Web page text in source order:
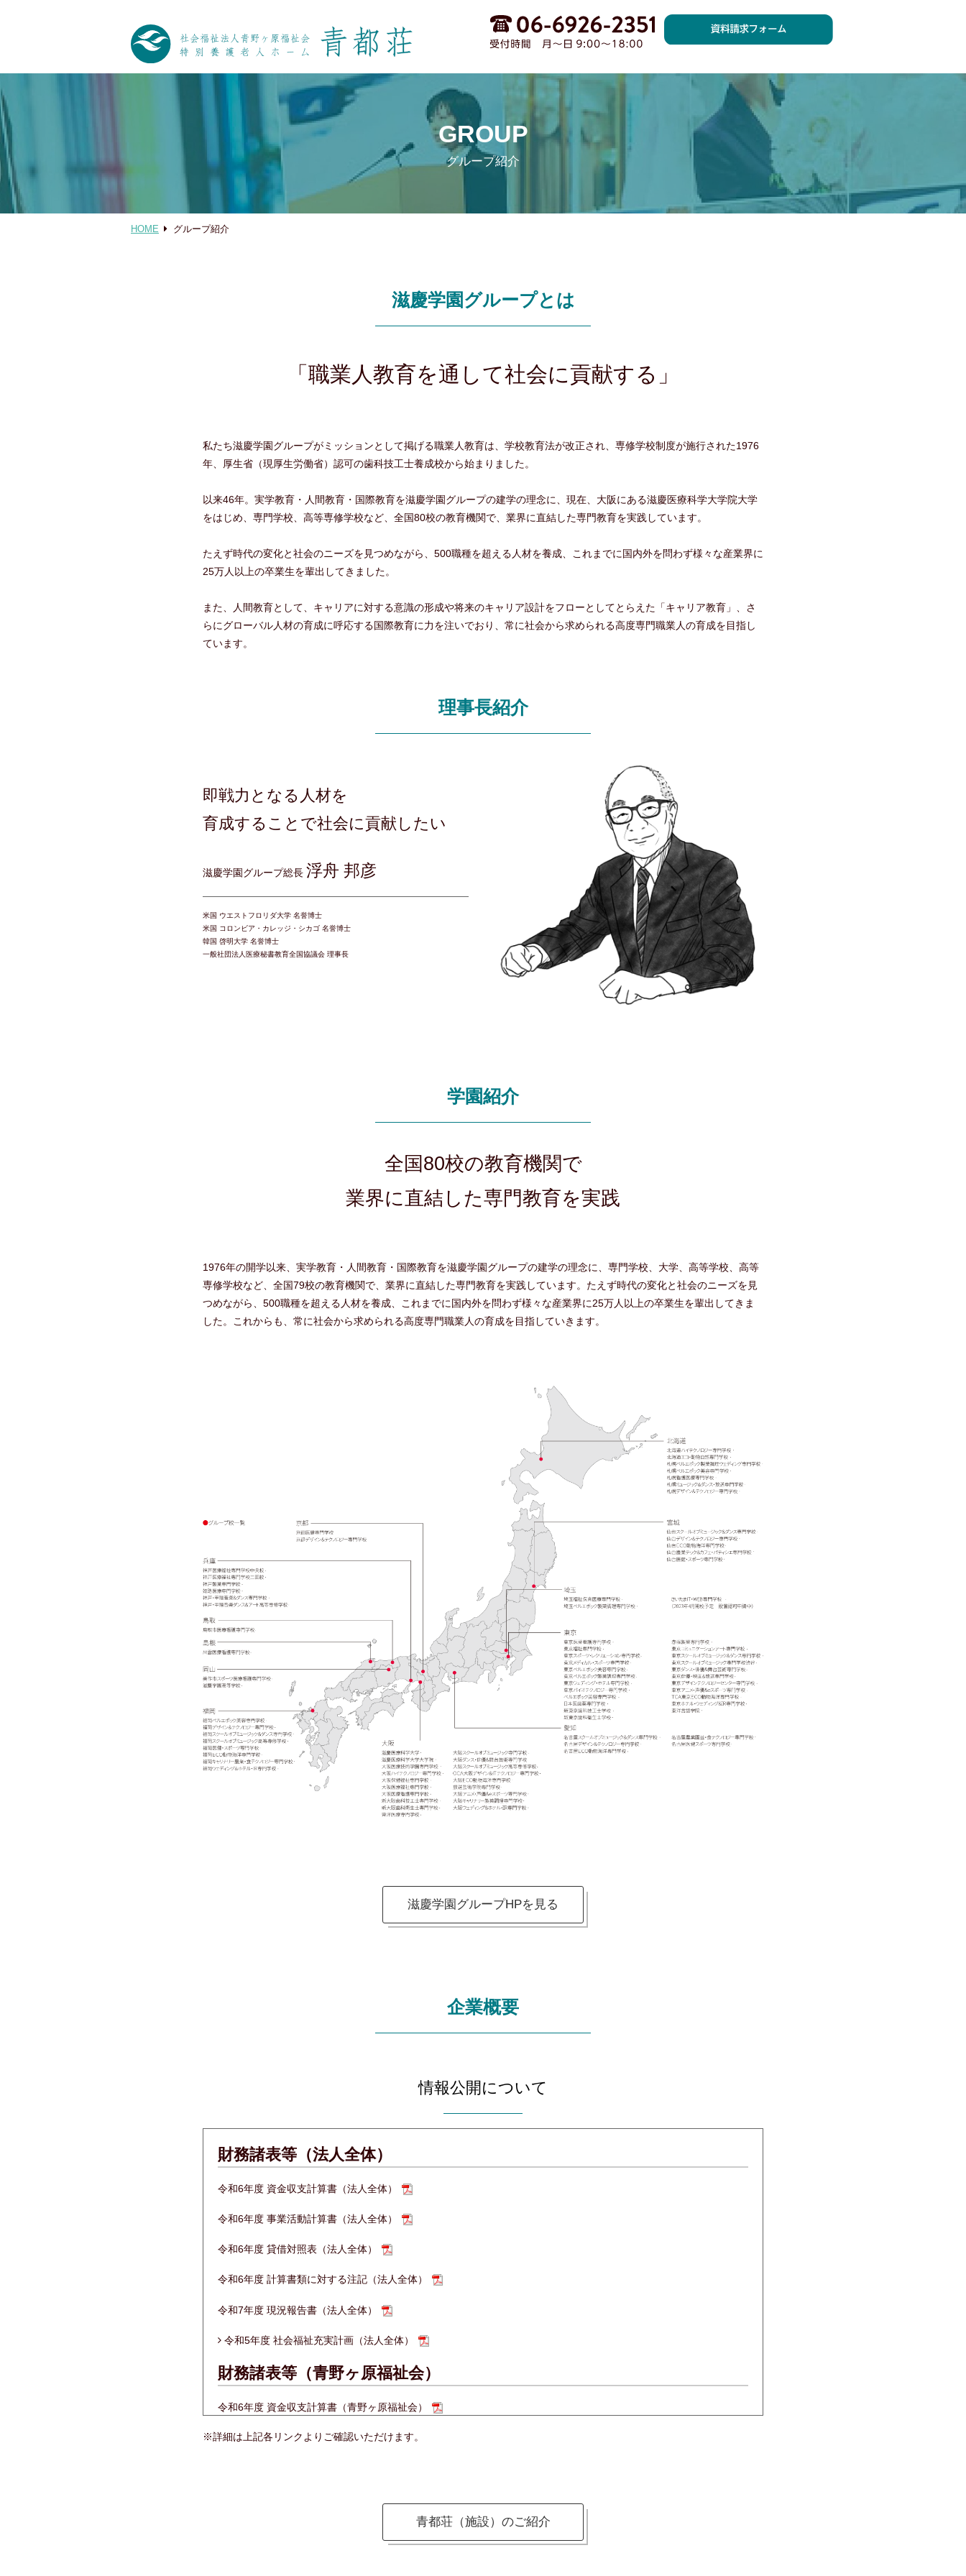
GROUP
グループ紹介
HOME グループ紹介
滋慶学園グループとは
「職業人教育を通して社会に貢献する」
私たち滋慶学園グループがミッションとして掲げる職業人教育は、学校教育法が改正され、専修学校制度が施行された1976
年、厚生省（現厚生労働省）認可の歯科技工士養成校から始まりました。
以来46年。実学教育・人間教育・国際教育を滋慶学園グループの建学の理念に、現在、大阪にある滋慶医療科学大学院大学
をはじめ、専門学校、高等専修学校など、全国80校の教育機関で、業界に直結した専門教育を実践しています。
たえず時代の変化と社会のニーズを見つめながら、500職種を超える人材を養成、これまでに国内外を問わず様々な産業界に
25万人以上の卒業生を輩出してきました。
また、人間教育として、キャリアに対する意識の形成や将来のキャリア設計をフローとしてとらえた「キャリア教育」、さ
らにグローバル人材の育成に呼応する国際教育に力を注いでおり、常に社会から求められる高度専門職業人の育成を目指し
ています。
理事長紹介
即戦力となる人材を
育成することで社会に貢献したい
滋慶学園グループ総長 浮舟 邦彦
米国 ウエストフロリダ大学 名誉博士
米国 コロンビア・カレッジ・シカゴ 名誉博士
韓国 啓明大学 名誉博士
一般社団法人医療秘書教育全国協議会 理事長
学園紹介
全国80校の教育機関で
業界に直結した専門教育を実践
1976年の開学以来、実学教育・人間教育・国際教育を滋慶学園グループの建学の理念に、専門学校、大学、高等学校、高等
専修学校など、全国79校の教育機関で、業界に直結した専門教育を実践しています。たえず時代の変化と社会のニーズを見
つめながら、500職種を超える人材を養成、これまでに国内外を問わず様々な産業界に25万人以上の卒業生を輩出してきま
した。これからも、常に社会から求められる高度専門職業人の育成を目指していきます。
滋慶学園グループHPを見る
企業概要
情報公開について
財務諸表等（法人全体）
令和6年度 資金収支計算書（法人全体）
令和6年度 事業活動計算書（法人全体）
令和6年度 貸借対照表（法人全体）
令和6年度 計算書類に対する注記（法人全体）
令和7年度 現況報告書（法人全体）
令和5年度 社会福祉充実計画（法人全体）
財務諸表等（青野ヶ原福祉会）
令和6年度 資金収支計算書（青野ヶ原福祉会）
令和6年度 事業活動計算書（青野ヶ原福祉会）
※詳細は上記各リンクよりご確認いただけます。
青都荘（施設）のご紹介